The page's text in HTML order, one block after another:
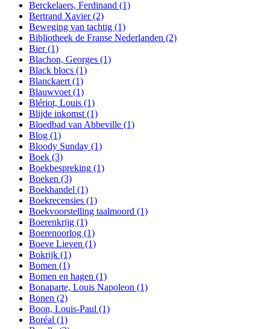
Berckelaers, Ferdinand (1)
Bertrand Xavier(2)
Beweging van tachtig (1)
Bibliotheek de Franse Nederlanden (2)
Bier(1)
Blachon, Georges (1)
Black blocs (1)
Blanckaert (1)
Blauwvoet (1)
Blériot, Louis (1)
Blijde inkomst (1)
Bloedbad van Abbeville (1)
Blog (1)
Bloody Sunday (1)
Boek (3)
Boekbespreking (1)
Boeken (3)
Boekhandel (1)
Boekrecensies (1)
Boekvoorstelling taalmoord (1)
Boerenkrijg (1)
Boerenoorlog (1)
Boeve Lieven (1)
Bokrijk (1)
Bomen (1)
Bomen en hagen (1)
Bonaparte, Louis Napoleon (1)
Bonen (2)
Boon, Louis-Paul (1)
Boréal (1)